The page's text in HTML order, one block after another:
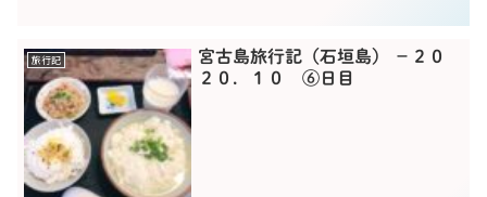
旅行記
宮古島旅行記（石垣島） −２０
２０．１０ ⑥日目